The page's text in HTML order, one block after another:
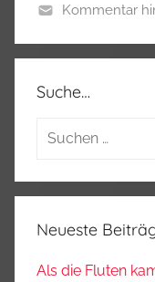
Kommentar
Suche…
Suchen
Neueste
Als die Fluten